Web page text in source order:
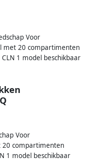
Voor
met 20 compartimenten
1 model beschikbaar
Voor
20 compartimenten
1 model beschikbaar